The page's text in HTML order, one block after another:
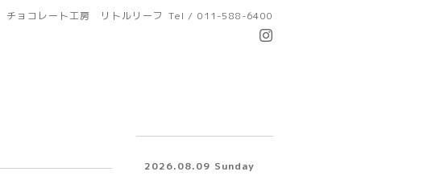
チョコレート工房 リトルリーフ Tel / 011-588-6400
2026.08.09 Sunday